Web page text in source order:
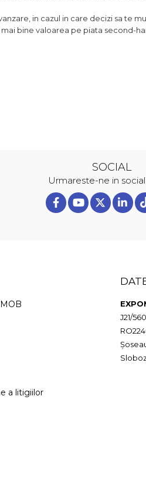
in cazul in care decizi sa te
bine valoarea pe piata second-
SOCIAL
Urmareste-ne in
a litigiilor
J21/